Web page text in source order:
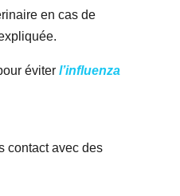
en cas de
éviter l’influenza
contact avec des